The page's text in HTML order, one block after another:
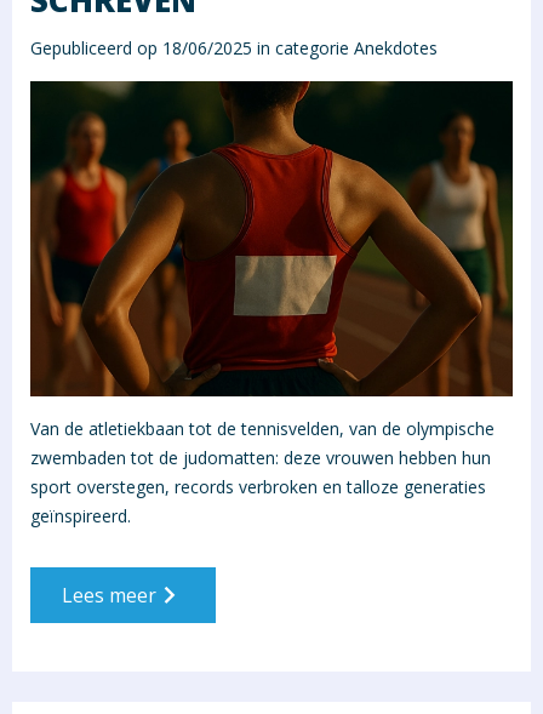
Gepubliceerd op 18/06/2025 in categorie Anekdotes
Van de atletiekbaan tot de tennisvelden, van de olympische
zwembaden tot de judomatten: deze vrouwen hebben hun
sport overstegen, records verbroken en talloze generaties
geïnspireerd.
Lees meer